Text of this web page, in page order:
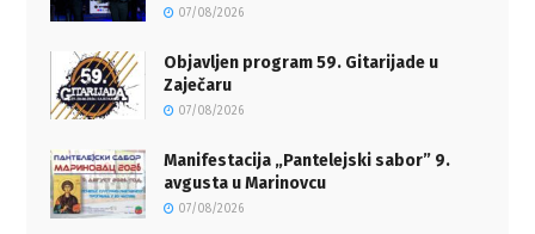
07/08/2026
Objavljen program 59. Gitarijade u
Zaječaru
07/08/2026
Manifestacija „Pantelejski sabor” 9.
avgusta u Marinovcu
07/08/2026